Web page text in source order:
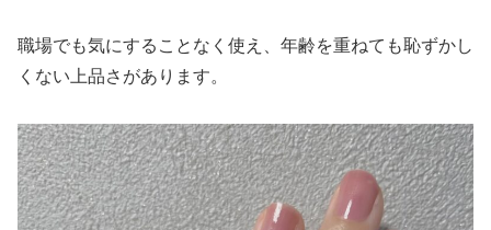
職場でも気にすることなく使え、年齢を重ねても恥ずかし
くない上品さがあります。